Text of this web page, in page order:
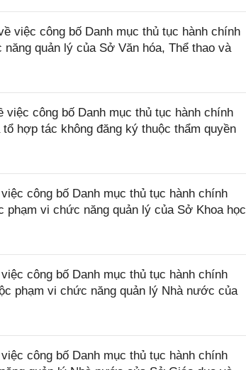
việc công bố Danh mục thủ tục hành chính
quản lý của Sở Văn hóa, Thể thao và
công bố Danh mục thủ tục hành chính
hợp tác không đăng ký thuộc thẩm quyền
công bố Danh mục thủ tục hành chính
vi chức năng quản lý của Sở Khoa học
công bố Danh mục thủ tục hành chính
phạm vi chức năng quản lý Nhà nước của
công bố Danh mục thủ tục hành chính